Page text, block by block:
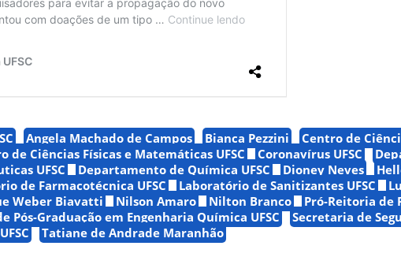
Angela Machado de Campos Bianca Pezzini
Centro de
de Ciências Físicas e Matemáticas UFSC Coronavírus UFSC
UFSC
Departamento de Química UFSC Dioney Neves
de Farmacotécnica UFSC Laboratório de Sanitizantes UFSC
Weber Biavatti Nilson Amaro Nilton Branco
Pró-Reitoria de
Pós-Graduação em Engenharia Química UFSC
Secretaria de
Tatiane de Andrade Maranhão